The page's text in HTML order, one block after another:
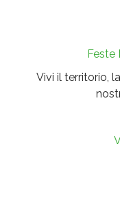
Feste
Vivi il territorio,